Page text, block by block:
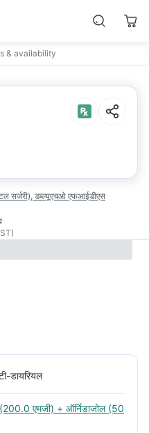
& availability
सर्जरी), डब्ल्यूएचओ एफआईडीएस
डायरियल
एमजी) + ऑर्निडाजोल (50